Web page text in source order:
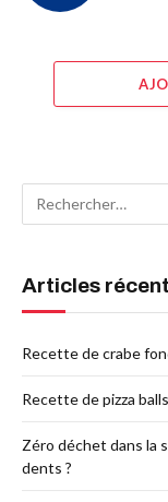
Articles
Recette de crabe
Recette de pizza
Zéro déchet dans la
dents ?